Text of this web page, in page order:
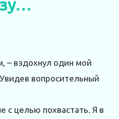
– вздохнул один мой
вопросительный
с целью похвастать. Я в